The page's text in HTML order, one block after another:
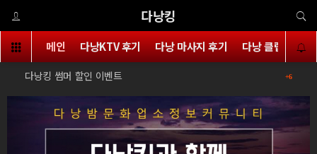
다낭킹
메인 다낭KTV 후기 다낭 마사지 후기 다낭 클럽 후기
+6
다낭킹의 다낭 클럽 화끈한 파격 할인 이벤트
Previous Next